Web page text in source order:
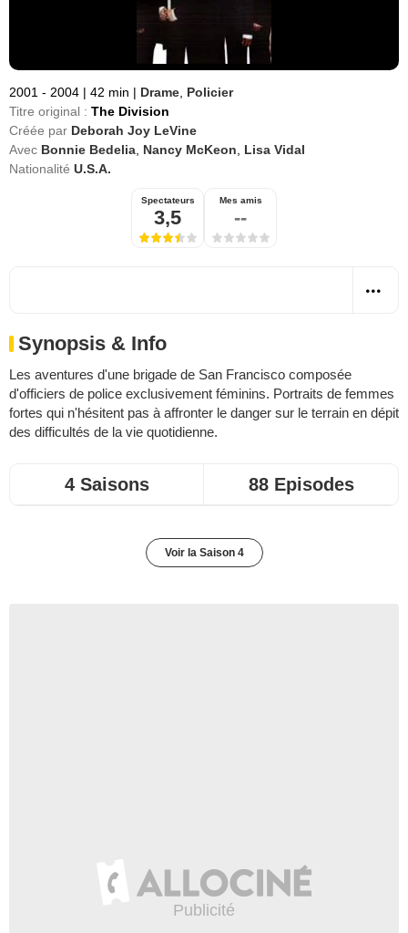
2001 - 2004 | 42 min | Drame Policier
Titre original : The Division
Créée par Deborah Joy LeVine
Avec Bonnie Bedelia Nancy McKeon
Lisa Vidal
Nationalité U.S.A.
Spectateurs
3,5
Mes amis
--
Synopsis & Info
Les aventures d'une brigade de San Francisco composée
d'officiers de police exclusivement féminins. Portraits de femmes
fortes qui n'hésitent pas à affronter le danger sur le terrain en dépit
des difficultés de la vie quotidienne.
4 Saisons 88 Episodes
Voir la Saison 4